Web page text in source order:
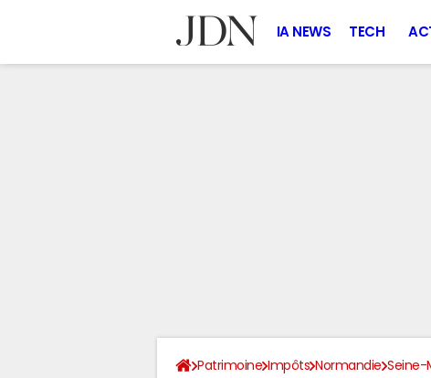
IA NEWS TECH
Patrimoine Impôts Normandie Seine-